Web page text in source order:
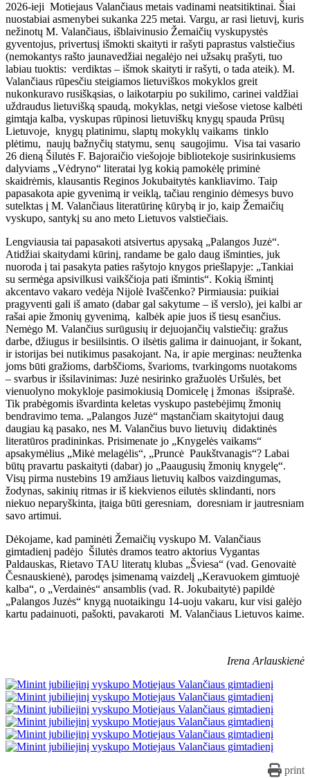
2026-ieji Motiejaus Valančiaus metais vadinami neatsitiktinai. Šiai
nuostabiai asmenybei sukanka 225 metai. Vargu, ar rasi lietuvį, kuris
nežinotų M. Valančiaus, išblaivinusio Žemaičių vyskupystės
gyventojus, privertusį išmokti skaityti ir rašyti paprastus valstiečius
(nemokantys rašto jaunavedžiai negalėjo nei užsakų prašyti, tuo
labiau tuoktis: verdiktas – išmok skaityti ir rašyti, o tada ateik). M.
Valančiaus rūpesčiu steigiamos lietuviškos mokyklos greit
nukonkuravo rusiškąsias, o laikotarpiu po sukilimo, carinei valdžiai
uždraudus lietuvišką spaudą, mokyklas, netgi viešose vietose kalbėti
gimtąja kalba, vyskupas rūpinosi lietuviškų knygų spauda Prūsų
Lietuvoje, knygų platinimu, slaptų mokyklų vaikams tinklo
plėtimu, naujų bažnyčių statymu, senų saugojimu. Visa tai vasario
26 dieną Šilutės F. Bajoraičio viešojoje bibliotekoje susirinkusiems
dalyviams „Vėdryno“ literatai lyg kokią pamokėlę priminė
skaidrėmis, klausantis Reginos Jokubaitytės kankliavimo. Taip
papasakota apie gyvenimą ir veiklą, tačiau renginio dėmesys buvo
sutelktas į M. Valančiaus literatūrinę kūrybą ir jo, kaip Žemaičių
vyskupo, santykį su ano meto Lietuvos valstiečiais.
Lengviausia tai papasakoti atsivertus apysaką „Palangos Juzė“.
Atidžiai skaitydami kūrinį, randame be galo daug išminties, juk
nuoroda į tai pasakyta paties rašytojo knygos priešlapyje: „Tankiai
su sermėga apsivilkusi vaikščioja pati išmintis“. Kokią išmintį
akcentavo vakaro vedėja Nijolė Ivaščenko? Pirmiausia: puikiai
pragyventi gali iš amato (dabar gal sakytume – iš verslo), jei kalbi ar
rašai apie žmonių gyvenimą, kalbėk apie juos iš tiesų esančius.
Nemėgo M. Valančius surūgusių ir dejuojančių valstiečių: gražus
darbe, džiugus ir besiilsintis. O ilsėtis galima ir dainuojant, ir šokant,
ir istorijas bei nutikimus pasakojant. Na, ir apie merginas: neužtenka
joms būti gražioms, darbščioms, švarioms, tvarkingoms nuotakoms
– svarbus ir išsilavinimas: Juzė nesirinko gražuolės Uršulės, bet
vienuolyno mokykloje pasimokiusią Domicelę į žmonas išsiprašė.
Tik prabėgomis išvardinta keletas vyskupo pastebėjimų žmonių
bendravimo tema. „Palangos Juzė“ mąstančiam skaitytojui daug
daugiau ką pasako, nes M. Valančius buvo lietuvių didaktinės
literatūros pradininkas. Prisimenate jo „Knygelės vaikams“
apsakymėlius „Mikė melagėlis“, „Pruncė Paukštvanagis“? Labai
būtų pravartu paskaityti (dabar) jo „Paaugusių žmonių knygelę“.
Visų pirma nustebins 19 amžiaus lietuvių kalbos vaizdingumas,
žodynas, sakinių ritmas ir iš kiekvienos eilutės sklindanti, nors
niekuo neparyškinta, įtaiga būti geresniam, doresniam ir jautresniam
savo artimui.
Dėkojame, kad paminėti Žemaičių vyskupo M. Valančiaus
gimtadienį padėjo Šilutės dramos teatro aktorius Vygantas
Paldauskas, Rietavo TAU literatų klubas „Šviesa“ (vad. Genovaitė
Česnauskienė), parodęs įsimenamą vaizdelį „Keravuokem gimtuojė
kalba“, o „Verdainės“ ansamblis (vad. R. Jokubaitytė) papildė
„Palangos Juzės“ knygą nuotaikingu 14-uoju vakaru, kur visi galėjo
kartu padainuoti, pašokti, pavakaroti M. Valančiaus Lietuvos kaime.
Irena Arlauskienė
print